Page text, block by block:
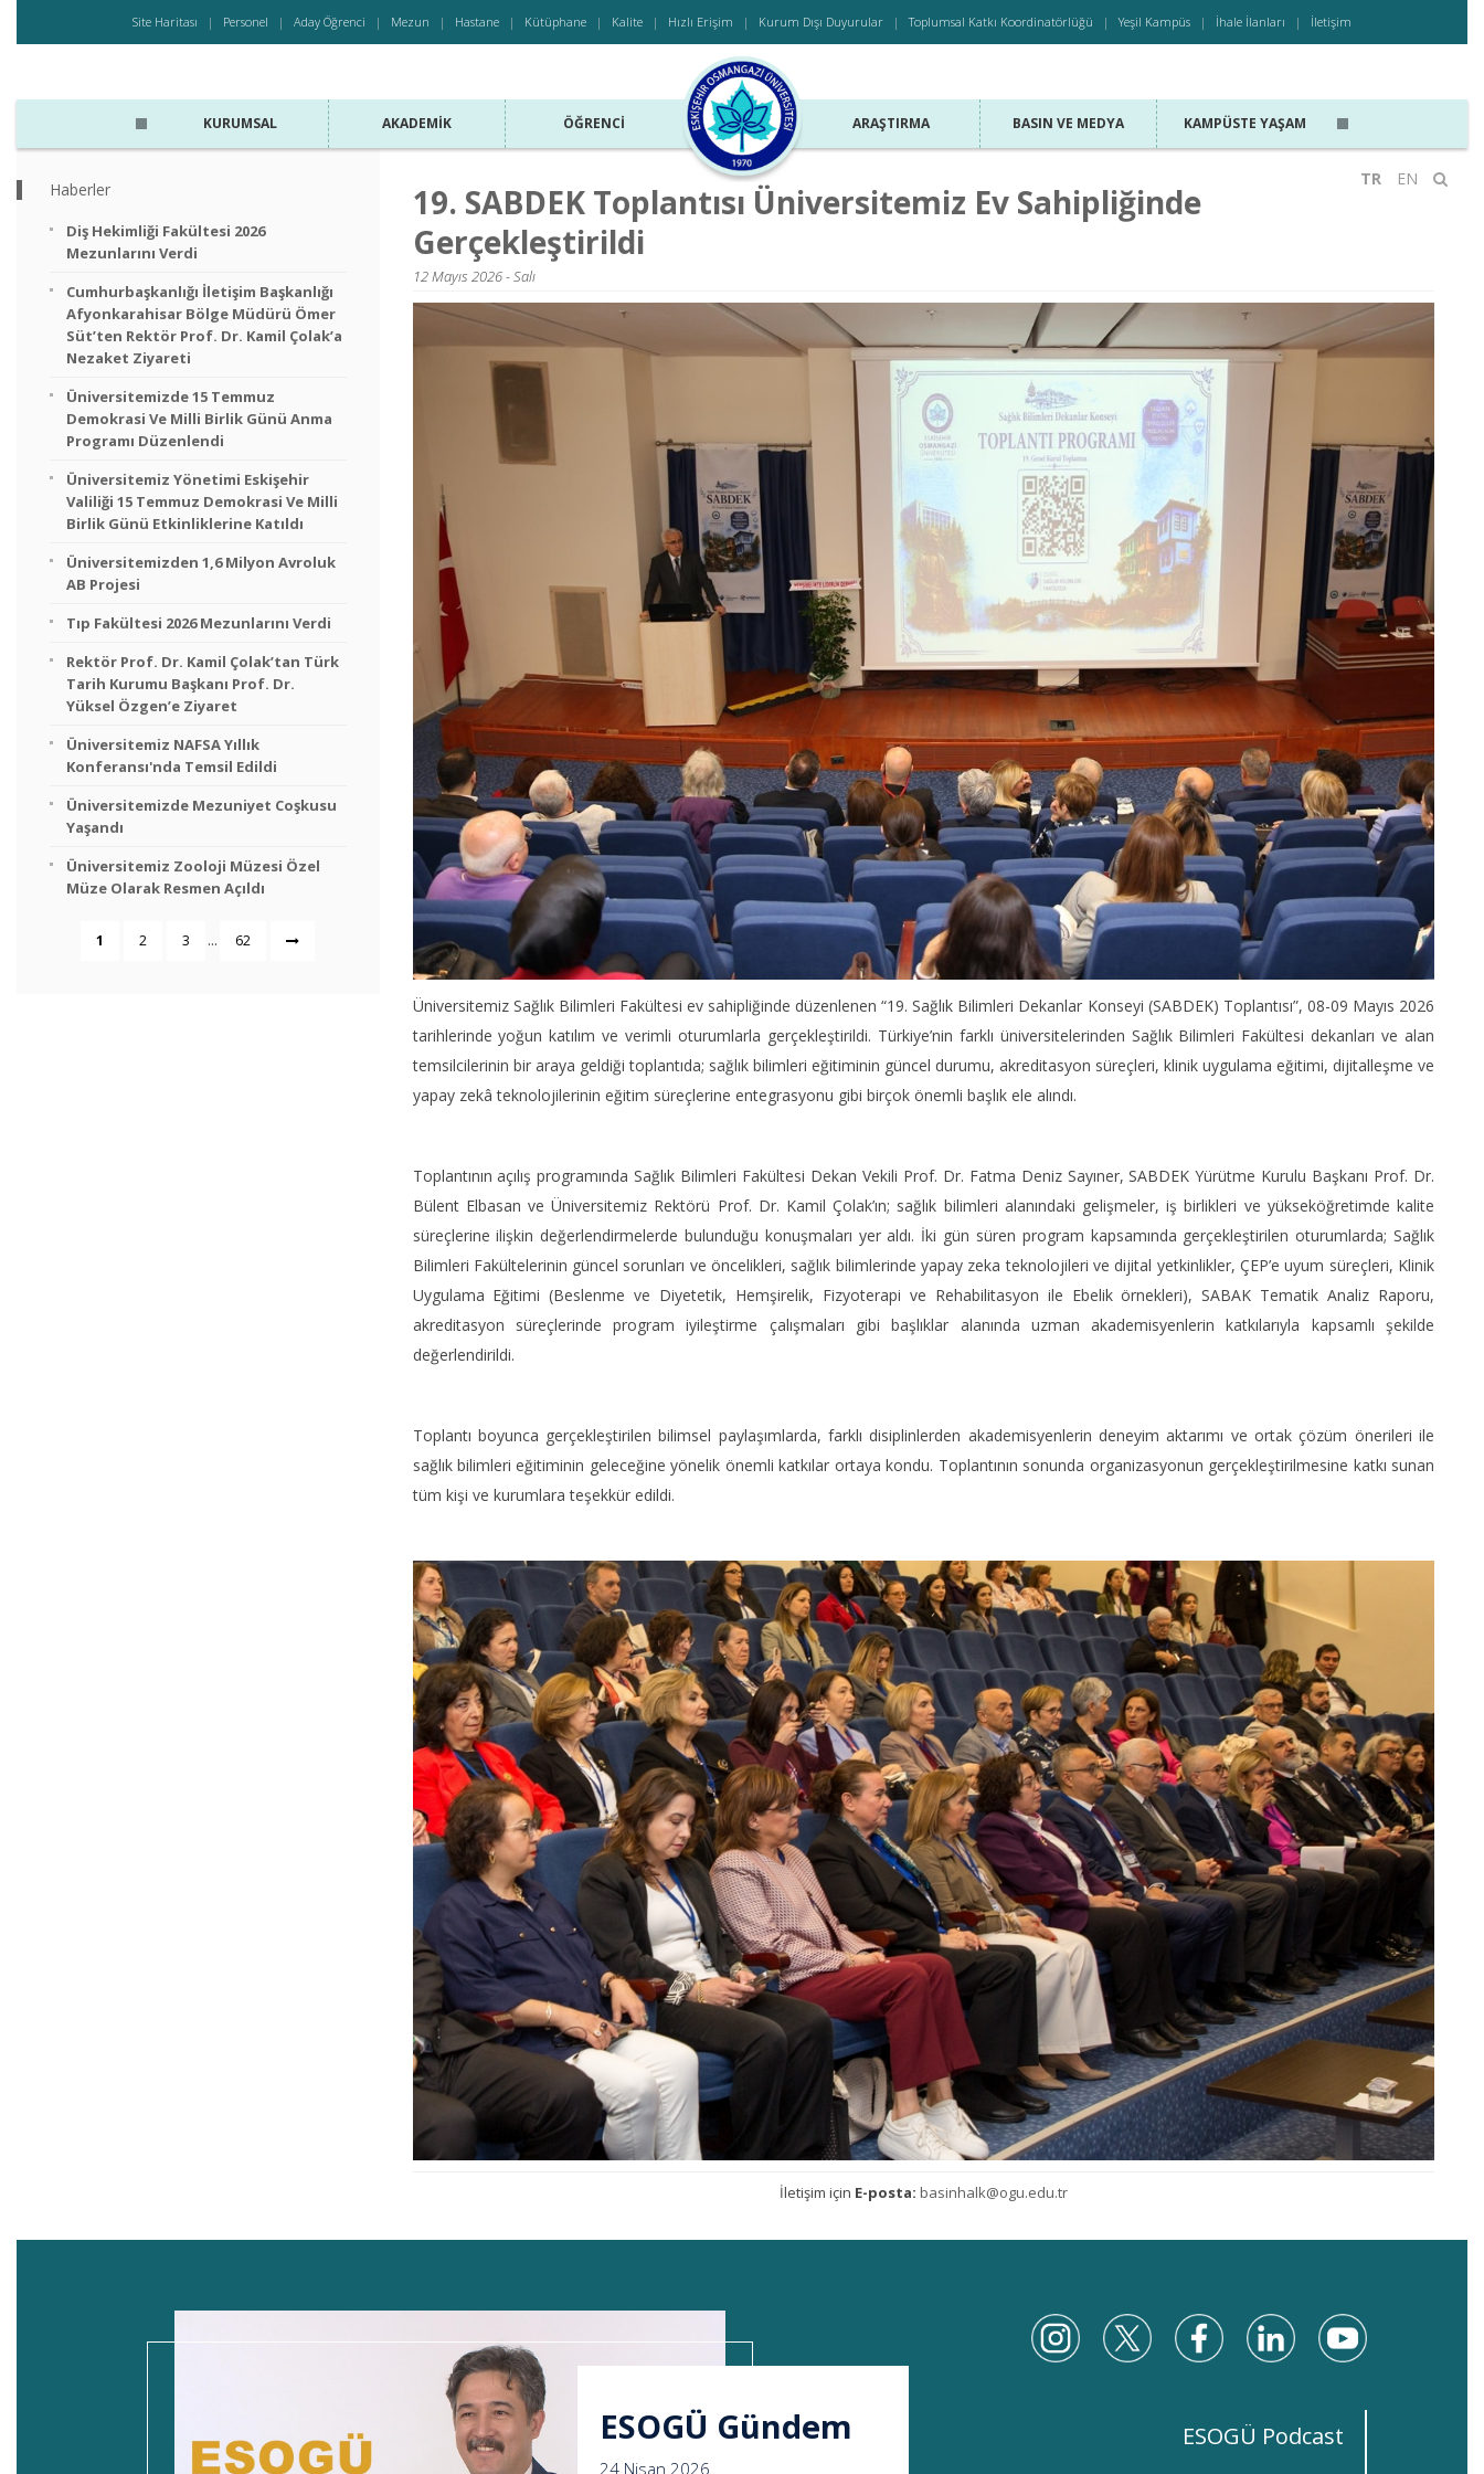
Site Haritası Personel Aday Öğrenci Mezun Hastane Kütüphane Kalite Hızlı Erişim Kurum Dışı Duyurular Toplumsal Katkı Koordinatörlüğü Yeşil Kampüs İhale İlanları İletişim
TR EN
KURUMSAL AKADEMIK ÖĞRENCI ARAŞTIRMA BASIN VE MEDYA KAMPÜSTE YAŞAM
19. SABDEK Toplantısı Üniversitemiz Ev Sahipliğinde
Gerçekleştirildi
12 Mayıs 2026 - Salı
Üniversitemiz Sağlık Bilimleri Fakültesi ev sahipliğinde düzenlenen “19. Sağlık Bilimleri Dekanlar Konseyi (SABDEK) Toplantısı”, 08-09 Mayıs 2026
tarihlerinde yoğun katılım ve verimli oturumlarla gerçekleştirildi. Türkiye’nin farklı üniversitelerinden Sağlık Bilimleri Fakültesi dekanları ve alan
temsilcilerinin bir araya geldiği toplantıda; sağlık bilimleri eğitiminin güncel durumu, akreditasyon süreçleri, klinik uygulama eğitimi, dijitalleşme ve
yapay zekâ teknolojilerinin eğitim süreçlerine entegrasyonu gibi birçok önemli başlık ele alındı.
Toplantının açılış programında Sağlık Bilimleri Fakültesi Dekan Vekili Prof. Dr. Fatma Deniz Sayıner, SABDEK Yürütme Kurulu Başkanı Prof. Dr.
Bülent Elbasan ve Üniversitemiz Rektörü Prof. Dr. Kamil Çolak’ın; sağlık bilimleri alanındaki gelişmeler, iş birlikleri ve yükseköğretimde kalite
süreçlerine ilişkin değerlendirmelerde bulunduğu konuşmaları yer aldı. İki gün süren program kapsamında gerçekleştirilen oturumlarda; Sağlık
Bilimleri Fakültelerinin güncel sorunları ve öncelikleri, sağlık bilimlerinde yapay zeka teknolojileri ve dijital yetkinlikler, ÇEP’e uyum süreçleri, Klinik
Uygulama Eğitimi (Beslenme ve Diyetetik, Hemşirelik, Fizyoterapi ve Rehabilitasyon ile Ebelik örnekleri), SABAK Tematik Analiz Raporu,
akreditasyon süreçlerinde program iyileştirme çalışmaları gibi başlıklar alanında uzman akademisyenlerin katkılarıyla kapsamlı şekilde
değerlendirildi.
Toplantı boyunca gerçekleştirilen bilimsel paylaşımlarda, farklı disiplinlerden akademisyenlerin deneyim aktarımı ve ortak çözüm önerileri ile
sağlık bilimleri eğitiminin geleceğine yönelik önemli katkılar ortaya kondu. Toplantının sonunda organizasyonun gerçekleştirilmesine katkı sunan
tüm kişi ve kurumlara teşekkür edildi.
İletişim için E-posta: basinhalk@ogu.edu.tr
Haberler
Diş Hekimliği Fakültesi 2026
Mezunlarını Verdi
Cumhurbaşkanlığı İletişim Başkanlığı
Afyonkarahisar Bölge Müdürü Ömer
Süt’ten Rektör Prof. Dr. Kamil Çolak’a
Nezaket Ziyareti
Üniversitemizde 15 Temmuz
Demokrasi Ve Milli Birlik Günü Anma
Programı Düzenlendi
Üniversitemiz Yönetimi Eskişehir
Valiliği 15 Temmuz Demokrasi Ve Milli
Birlik Günü Etkinliklerine Katıldı
Üniversitemizden 1,6 Milyon Avroluk
AB Projesi
Tıp Fakültesi 2026 Mezunlarını Verdi
Rektör Prof. Dr. Kamil Çolak’tan Türk
Tarih Kurumu Başkanı Prof. Dr.
Yüksel Özgen’e Ziyaret
Üniversitemiz NAFSA Yıllık
Konferansı'nda Temsil Edildi
Üniversitemizde Mezuniyet Coşkusu
Yaşandı
Üniversitemiz Zooloji Müzesi Özel
Müze Olarak Resmen Açıldı
1 2 3 ... 62
ESOGÜ Gündem
24 Nisan 2026
ESOGÜ Podcast